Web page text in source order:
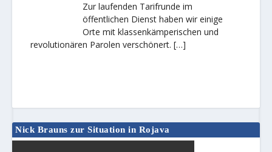
Zur laufenden Tarifrunde im
öffentlichen Dienst haben wir einige
Orte mit klassenkämperischen und
revolutionären Parolen verschönert. […]
Nick Brauns zur Situation in Rojava